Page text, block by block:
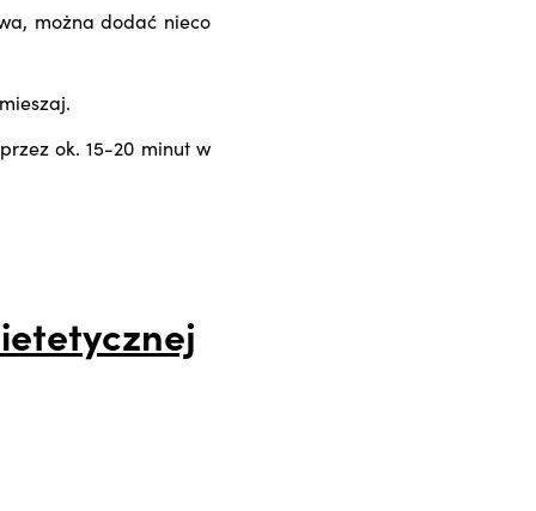
można dodać nieco
ok. 15-20 minut w